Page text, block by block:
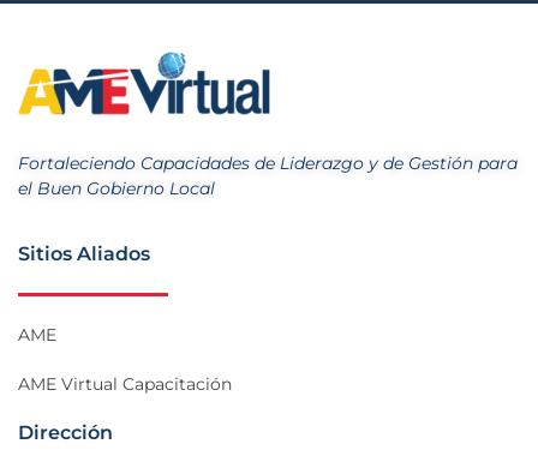
Fortaleciendo Capacidades de Liderazgo y de Gestión para
el Buen Gobierno Local
Sitios Aliados
AME
AME Virtual Capacitación
Dirección